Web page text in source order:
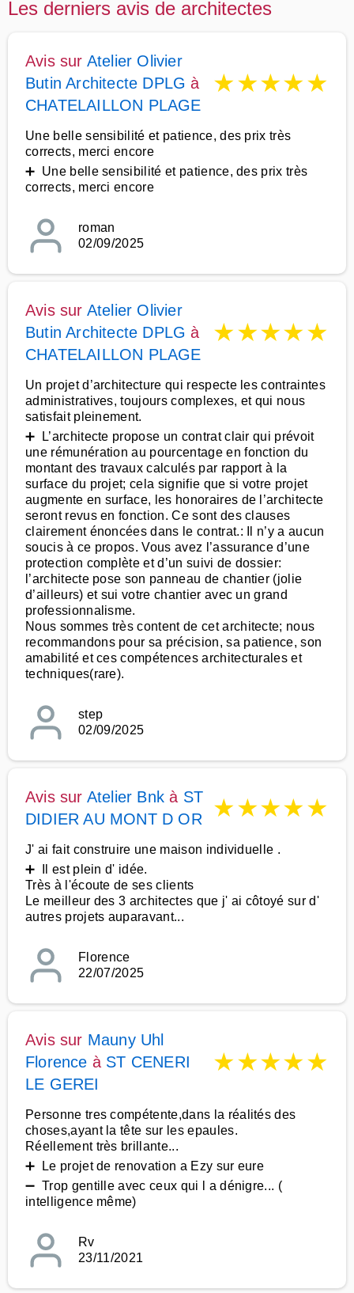
Les derniers avis de architectes
Avis sur Atelier Olivier
Butin Architecte DPLG à
CHATELAILLON PLAGE
★★★★★
Une belle sensibilité et patience, des prix très
corrects, merci encore
➕ Une belle sensibilité et patience, des prix très
corrects, merci encore
roman
02/09/2025
Avis sur Atelier Olivier
Butin Architecte DPLG à
CHATELAILLON PLAGE
★★★★★
Un projet d’architecture qui respecte les contraintes
administratives, toujours complexes, et qui nous
satisfait pleinement.
➕ L’architecte propose un contrat clair qui prévoit
une rémunération au pourcentage en fonction du
montant des travaux calculés par rapport à la
surface du projet; cela signifie que si votre projet
augmente en surface, les honoraires de l’architecte
seront revus en fonction. Ce sont des clauses
clairement énoncées dans le contrat.: Il n’y a aucun
soucis à ce propos. Vous avez l’assurance d’une
protection complète et d’un suivi de dossier:
l’architecte pose son panneau de chantier (jolie
d’ailleurs) et sui votre chantier avec un grand
professionnalisme.
Nous sommes très content de cet architecte; nous
recommandons pour sa précision, sa patience, son
amabilité et ces compétences architecturales et
techniques(rare).
step
02/09/2025
Avis sur Atelier Bnk à ST
DIDIER AU MONT D OR
★★★★★
J' ai fait construire une maison individuelle .
➕ Il est plein d' idée.
Très à l'écoute de ses clients
Le meilleur des 3 architectes que j' ai côtoyé sur d'
autres projets auparavant...
Florence
22/07/2025
Avis sur Mauny Uhl
Florence à ST CENERI
LE GEREI
★★★★★
Personne tres compétente,dans la réalités des
choses,ayant la tête sur les epaules.
Réellement très brillante...
➕ Le projet de renovation a Ezy sur eure
➖ Trop gentille avec ceux qui l a dénigre... (
intelligence même)
Rv
23/11/2021